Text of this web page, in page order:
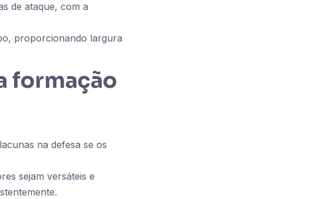
de ataque, com a
proporcionando largura
formação
na defesa se os
sejam versáteis e